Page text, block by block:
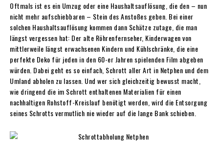
Oftmals ist es ein Umzug oder eine Haushaltsauflösung, die den – nun
nicht mehr aufschiebbaren – Stein des Anstoßes geben. Bei einer
solchen Haushaltsauflösung kommen dann Schätze zutage, die man
längst vergessen hat: Der alte Röhrenfernseher, Kinderwagen von
mittlerweile längst erwachsenen Kindern und Kühlschränke, die eine
perfekte Deko für jeden in den 60-er Jahren spielenden Film abgeben
würden. Dabei geht es so einfach, Schrott aller Art in Netphen und dem
Umland abholen zu lassen. Und wer sich gleichzeitig bewusst macht,
wie dringend die im Schrott enthaltenen Materialien für einen
nachhaltigen Rohstoff-Kreislauf benötigt werden, wird die Entsorgung
seines Schrotts vermutlich nie wieder auf die lange Bank schieben.